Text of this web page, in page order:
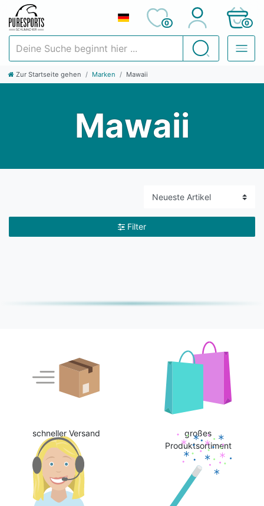
Suchen
0 0
Zur Startseite gehen Marken Mawaii
Mawaii
Filter
schneller Versand
großes
Produktsortiment